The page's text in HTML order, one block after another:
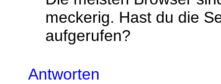
meckerig. Hast du die
aufgerufen?
Antworten